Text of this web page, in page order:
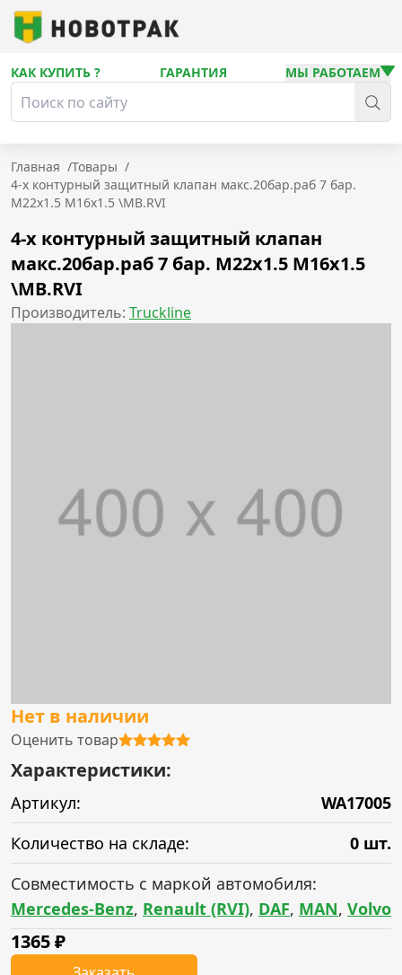
КАК КУПИТЬ ? ГАРАНТИЯ МЫ РАБОТАЕМ
Главная /Товары /
4-х контурный защитный клапан макс.20бар.раб 7 бар.
М22х1.5 М16х1.5 \MB.RVI
4-х контурный защитный клапан
макс.20бар.раб 7 бар. М22х1.5 М16х1.5
\MB.RVI
Производитель: Truckline
Нет в наличии
Оценить товар
Характеристики:
Артикул:
WA17005
Количество на складе:
0 шт.
Совместимость с маркой автомобиля:
Mercedes-Benz, Renault (RVI), DAF, MAN, Volvo
1365₽